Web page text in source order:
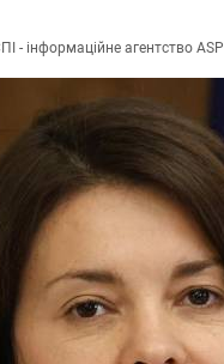
- інформаційне агентство ASPI